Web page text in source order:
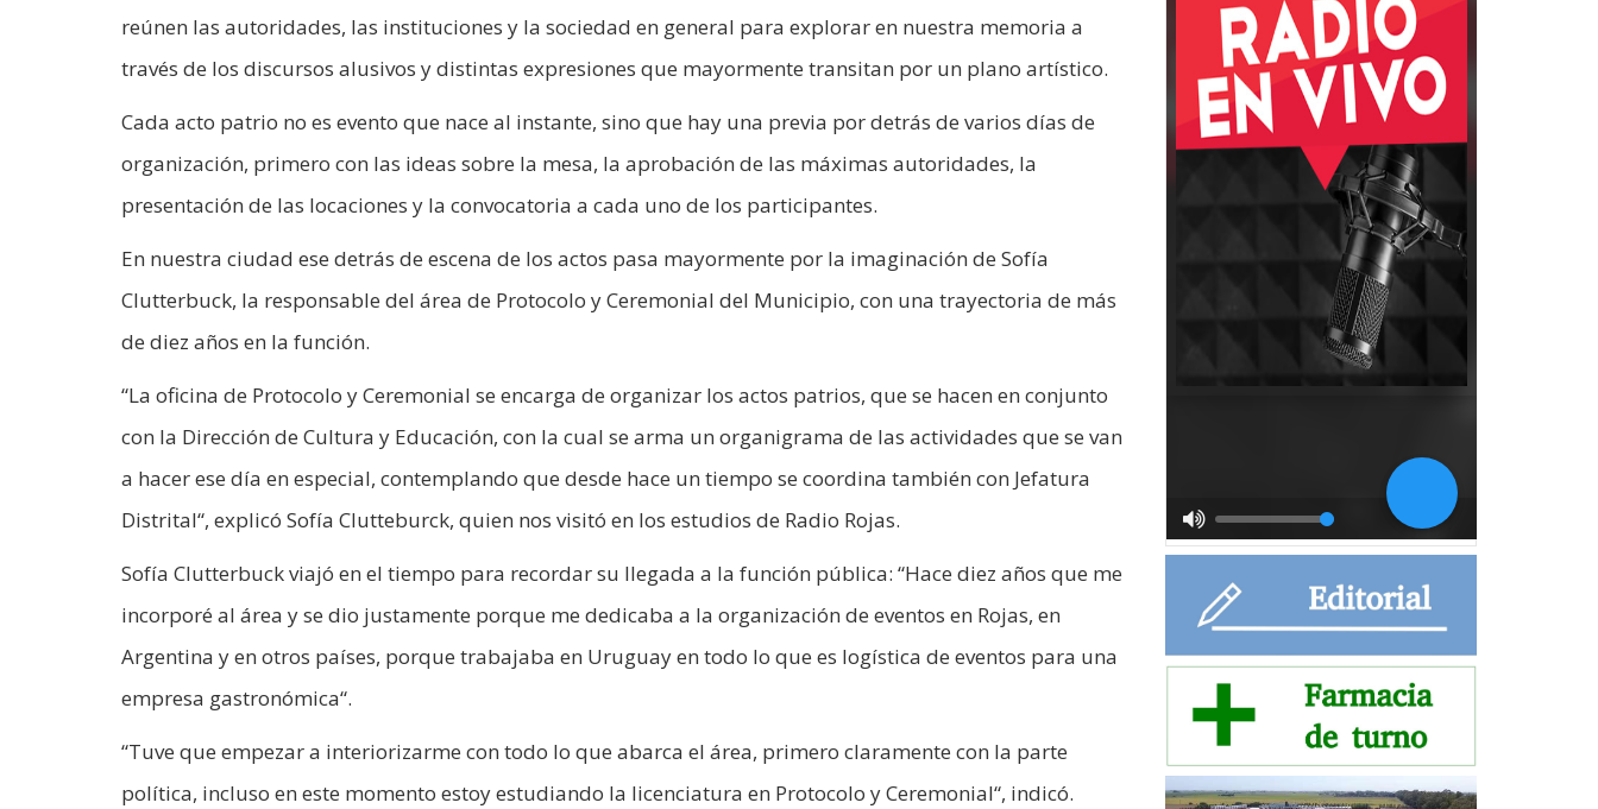
reúnen las autoridades, las instituciones y la sociedad en general para explorar en nuestra memoria a
través de los discursos alusivos y distintas expresiones que mayormente transitan por un plano artístico.
Cada acto patrio no es evento que nace al instante, sino que hay una previa por detrás de varios días de
organización, primero con las ideas sobre la mesa, la aprobación de las máximas autoridades, la
presentación de las locaciones y la convocatoria a cada uno de los participantes.
En nuestra ciudad ese detrás de escena de los actos pasa mayormente por la imaginación de Sofía
Clutterbuck, la responsable del área de Protocolo y Ceremonial del Municipio, con una trayectoria de más
de diez años en la función.
“La oficina de Protocolo y Ceremonial se encarga de organizar los actos patrios, que se hacen en conjunto
con la Dirección de Cultura y Educación, con la cual se arma un organigrama de las actividades que se van
a hacer ese día en especial, contemplando que desde hace un tiempo se coordina también con Jefatura
Distrital“, explicó Sofía Clutteburck, quien nos visitó en los estudios de Radio Rojas.
Sofía Clutterbuck viajó en el tiempo para recordar su llegada a la función pública: “Hace diez años que me
incorporé al área y se dio justamente porque me dedicaba a la organización de eventos en Rojas, en
Argentina y en otros países, porque trabajaba en Uruguay en todo lo que es logística de eventos para una
empresa gastronómica“.
“Tuve que empezar a interiorizarme con todo lo que abarca el área, primero claramente con la parte
política, incluso en este momento estoy estudiando la licenciatura en Protocolo y Ceremonial“, indicó.